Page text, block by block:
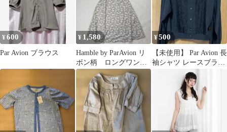
¥600
Par Avion ブラウス
¥ 1,580
​Hamble by ParAvion リ
ボン柄 ロングワンピ
ース パール調釦
¥500
【未使用】 Par Avion 長
袖シャツ レースブラウ
ス ブラック